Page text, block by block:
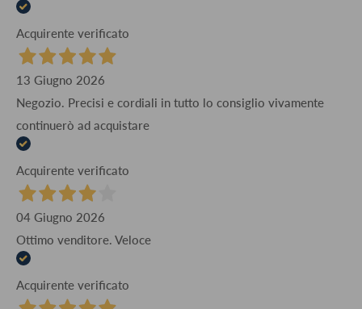
Acquirente verificato
13 Giugno 2026
Negozio. Precisi e cordiali in tutto lo consiglio vivamente
continuerò ad acquistare
Acquirente verificato
04 Giugno 2026
Ottimo venditore. Veloce
Acquirente verificato